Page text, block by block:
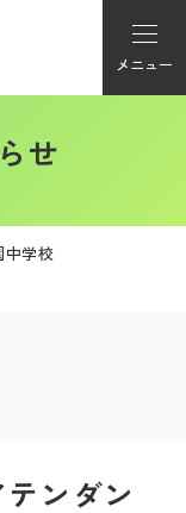
メニュー
せ
学校
ンダン